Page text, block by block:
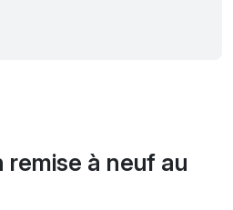
remise à neuf au